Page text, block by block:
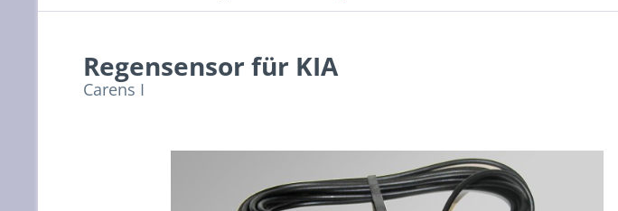
Regensensor für KIA
Carens I